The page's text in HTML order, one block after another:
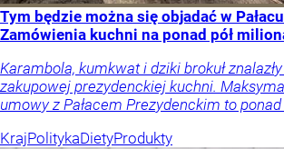
Tym będzie można się objadać w
Zamówienia kuchni na ponad pół
Karambola, kumkwat i dziki brokuł
zakupowej prezydenckiej kuchni.
umowy z Pałacem Prezydenckim to ponad
KrajPolitykaDietyProdukty